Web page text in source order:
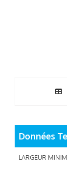
Données
LARGEUR